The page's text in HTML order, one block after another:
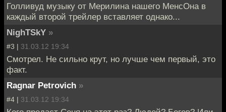
Голливуд музыку от Мерилина нашего МенсОна в
каждый второй трейлер вставляет однако...
NighTSkY »
#3 | 31.03.12 19:34
Смотрел. Не сильно крут, но лучше чем первый, это
факт.
Ragnar Petrovich »
#4 | 31.03.12 19:34